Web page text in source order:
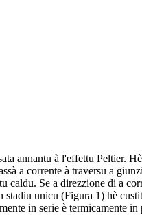
annantu à l'effettu Peltier.
a corrente à traversu a
Se a direzzione di a
unicu (Figura 1) hè
in serie è termicamente in